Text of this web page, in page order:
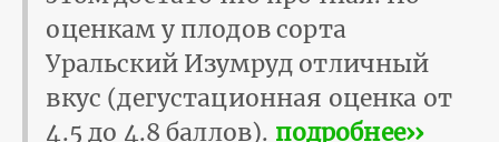
оценкам у плодов сорта
Уральский Изумруд отличный
вкус (дегустационная оценка от
4.5 до 4.8 баллов). подробнее››